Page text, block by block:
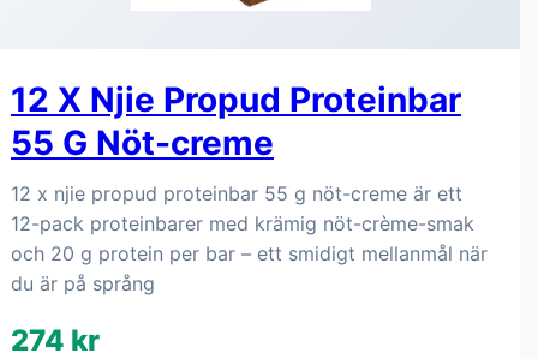
12 X Njie Propud Proteinbar
55 G Nöt-creme
12 x njie propud proteinbar 55 g nöt-creme är ett
12-pack proteinbarer med krämig nöt-crème-smak
och 20 g protein per bar – ett smidigt mellanmål när
du är på språng
274 kr